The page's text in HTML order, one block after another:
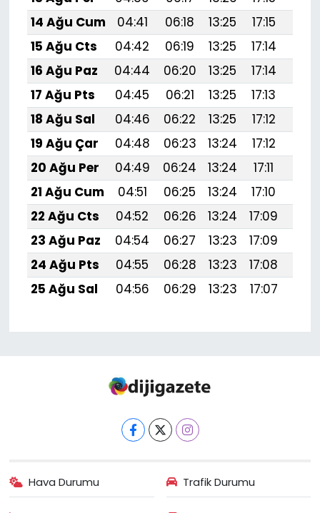
14 Ağu Cum
04:41 06:18 13:25 17:15
15 Ağu Cts
04:42 06:19 13:25 17:14
16 Ağu Paz
04:44 06:20 13:25 17:14
17 Ağu Pts
04:45 06:21 13:25 17:13
18 Ağu Sal
04:46 06:22 13:25 17:12
19 Ağu Çar
04:48 06:23 13:24 17:12
20 Ağu Per
04:49 06:24 13:24 17:11
21 Ağu Cum
04:51 06:25 13:24 17:10
22 Ağu Cts
04:52 06:26 13:24 17:09
23 Ağu Paz
04:54 06:27 13:23 17:09
24 Ağu Pts
04:55 06:28 13:23 17:08
25 Ağu Sal
04:56 06:29 13:23 17:07
Hava Durumu Trafik Durumu